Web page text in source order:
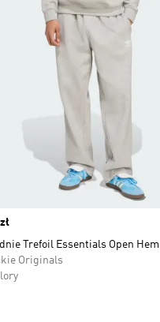
Trefoil Essentials Open Hem
Originals